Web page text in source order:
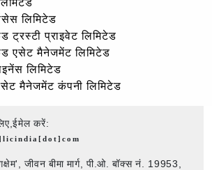
लिमिटेड
प्राइवेट लिमिटेड
एसेट मैनेजमेंट लिमिटेड
लिमिटेड
मैनेजमेंट कंपनी लिमिटेड
करें:
जीवन बीमा मार्ग, पी.ओ. बॉक्स नं. 19953,